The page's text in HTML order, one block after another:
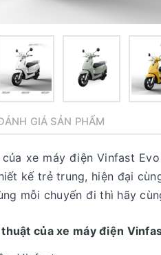
GIÁ SẢN PHẨM
xe máy điện Vinfast
kế trẻ trung, hiện đại
mỗi chuyến đi thì hãy
của xe máy điện